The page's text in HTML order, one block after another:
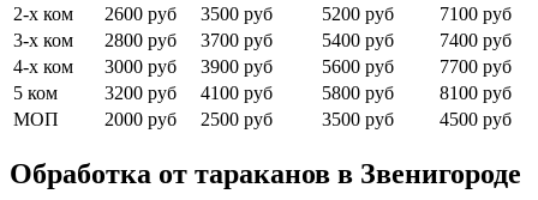
2-х ком
2600 руб 3500 руб 5200 руб
7100 руб
3-х ком
2800 руб 3700 руб 5400 руб
7400 руб
4-х ком
3000 руб 3900 руб 5600 руб
7700 руб
5 ком
3200 руб 4100 руб 5800 руб
8100 руб
МОП
2000 руб 2500 руб 3500 руб 4500 руб
Обработка от тараканов в Звенигороде